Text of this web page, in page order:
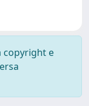
copyright e